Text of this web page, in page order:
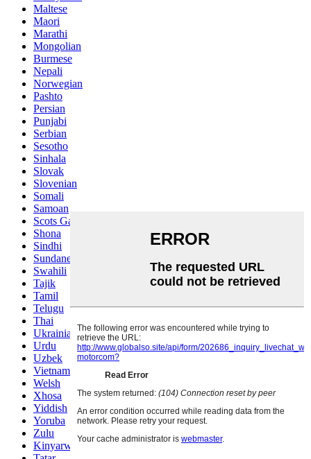
Maltese
Maori
Marathi
Mongolian
Burmese
Nepali
Norwegian
Pashto
Persian
Punjabi
Serbian
Sesotho
Sinhala
Slovak
Slovenian
Somali
Samoan
Scots Gaelic
Shona
Sindhi
Sundanese
Swahili
Tajik
Tamil
Telugu
Thai
Ukrainian
Urdu
Uzbek
Vietnamese
Welsh
Xhosa
Yiddish
Yoruba
Zulu
Kinyarwanda